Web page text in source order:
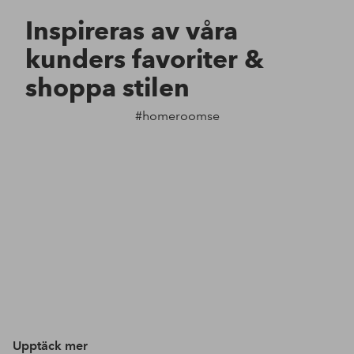
Inspireras av våra
kunders favoriter &
shoppa stilen
#homeroomse
Upptäck mer